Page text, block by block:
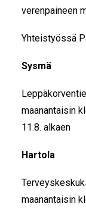
verenpaineen
Yhteistyössä
Sysmä
maanantaisin
11.8. alkaen
Hartola
maanantaisin